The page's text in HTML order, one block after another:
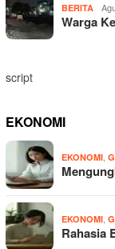
BERITA
Warga
script
EKONOMI
EKONOMI,
EKONOMI,
Rahasia